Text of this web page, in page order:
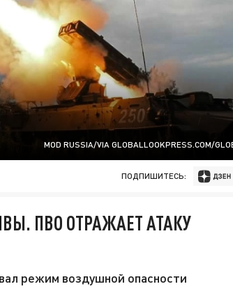
MOD RUSSIA/VIA GLOBALLOOKPRESS.COM/
ПОДПИШИТЕСЬ:
ПВО ОТРАЖАЕТ АТАКУ
режим воздушной опасности